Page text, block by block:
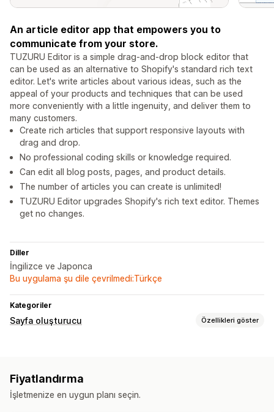
An article editor app that empowers you to
communicate from your store.
TUZURU Editor is a simple drag-and-drop block editor that
can be used as an alternative to Shopify's standard rich text
editor. Let's write articles about various ideas, such as the
appeal of your products and techniques that can be used
more conveniently with a little ingenuity, and deliver them to
many customers.
Create rich articles that support responsive layouts with
drag and drop.
No professional coding skills or knowledge required.
Can edit all blog posts, pages, and product details.
The number of articles you can create is unlimited!
TUZURU Editor upgrades Shopify's rich text editor. Themes
get no changes.
Diller
İngilizce ve Japonca
Bu uygulama şu dile çevrilmedi:Türkçe
Kategoriler
Sayfa oluşturucu Özellikleri göster
Sayfaları yönetme
Fiyatlandırma
İşletmenize en uygun planı seçin.